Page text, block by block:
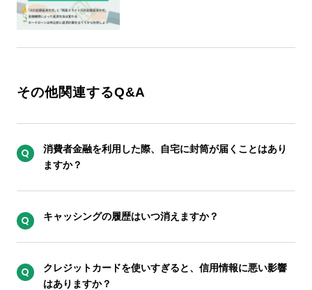
その他関連するQ&A
消費者金融を利用した際、自宅に封筒が届くことはあり
ますか？
キャッシングの履歴はいつ消えますか？
クレジットカードを使いすぎると、信用情報に悪い影響
はありますか？